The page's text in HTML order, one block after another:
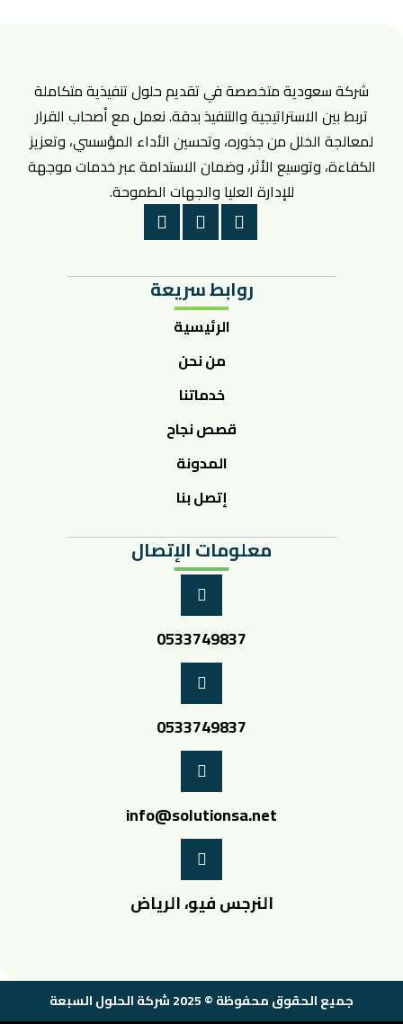
شركة سعودية متخصصة في تقديم حلول تنفيذية متكاملة
تربط بين الاستراتيجية والتنفيذ بدقة. نعمل مع أصحاب القرار
لمعالجة الخلل من جذوره، وتحسين الأداء المؤسسي، وتعزيز
الكفاءة، وتوسيع الأثر، وضمان الاستدامة عبر خدمات موجهة
للإدارة العليا والجهات الطموحة.
روابط سريعة
الرئيسية
من نحن
خدماتنا
قصص نجاح
المدونة
إتصل بنا
معلومات الإتصال
0533749837
0533749837
info@solutionsa.net
النرجس فيو، الرياض
جميع الحقوق محفوظة © 2025 شركة الحلول السبعة